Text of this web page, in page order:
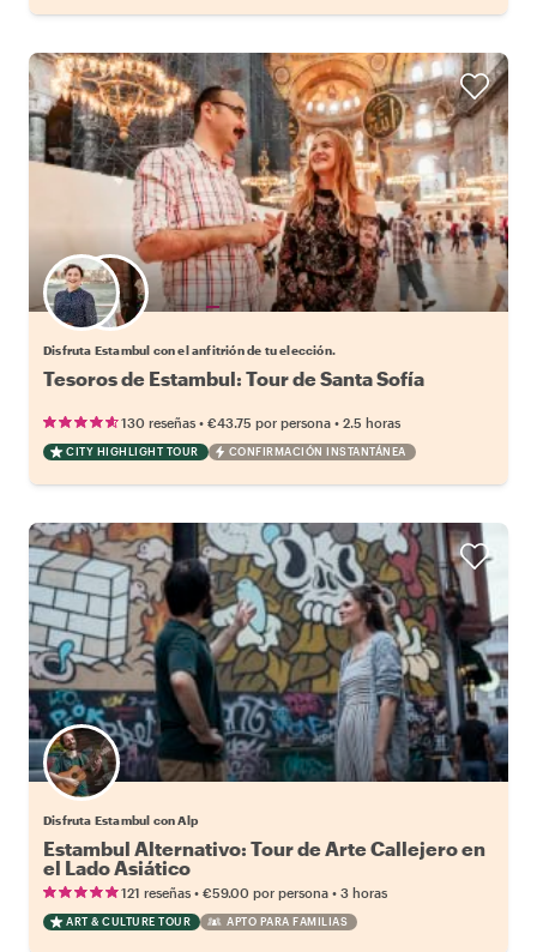
Elige tu local favorito
Disfruta Estambul con el anfitrión de tu elección.
Tesoros de Estambul: Tour de Santa Sofía
130 reseñas • €43.75 por persona • 2.5 horas
CITY HIGHLIGHT TOUR CONFIRMACIÓN INSTANTÁNEA
Disfruta Estambul con Alp
Estambul Alternativo: Tour de Arte Callejero en
el Lado Asiático
121 reseñas • €59.00 por persona • 3 horas
ART & CULTURE TOUR APTO PARA FAMILIAS